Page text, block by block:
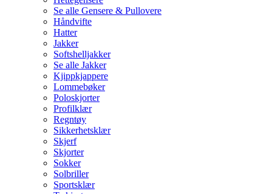
Se alle Gensere & Pullovere
Håndvifte
Hatter
Jakker
Softshelljakker
Se alle Jakker
Kjippkjappere
Lommebøker
Poloskjorter
Profilklær
Regntøy
Sikkerhetsklær
Skjerf
Skjorter
Sokker
Solbriller
Sportsklær